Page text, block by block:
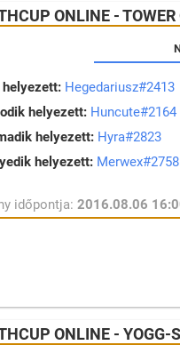
ONLINE -
helyezett: Hegedariusz#2413
helyezett: Huncute#2164
helyezett: Hyra#2823
helyezett: Merwex#2758
időpontja: 2016.08.06
ONLINE - YOGG-